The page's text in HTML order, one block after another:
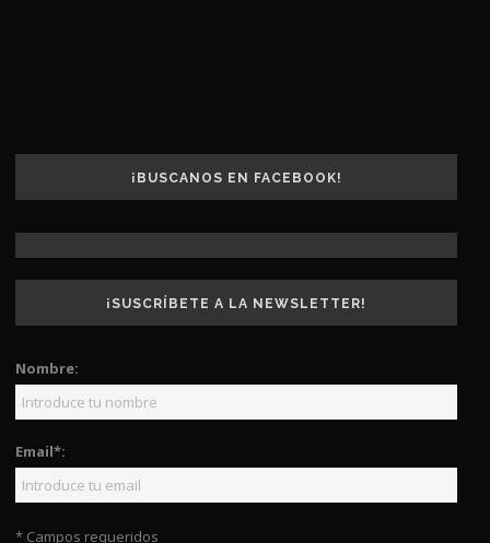
¡BUSCANOS EN FACEBOOK!
¡SUSCRÍBETE A LA NEWSLETTER!
Nombre:
Email*:
* Campos requeridos